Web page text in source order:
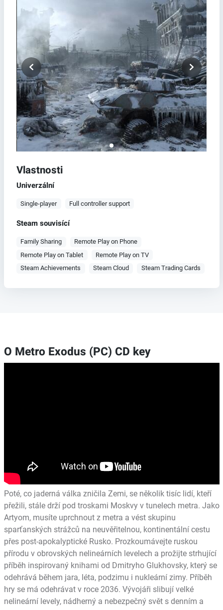
Vlastnosti
Univerzální
Single-player Full controller support
Steam souvisící
Family Sharing
Remote Play on Phone
Remote Play on Tablet
Remote Play on TV
Steam Achievements
Steam Cloud Steam Trading Cards
O Metro Exodus (PC) CD key
Poté, co jaderná válka zničila Zemi, se několik tisíc lidí, kteří
přežili, stále drží pod troskami Moskvy v tunelech metra. Jako
Artyom, musíte uprchnout z metra a vést skupinu
sparťanských strážců na neuvěřitelnou, kontinentální cestu
přes post-apokalyptické Rusko. Prozkoumávejte ruskou
přírodu v obrovských nelineárních levelech a prožijte strhující
příběh inspirovaný knihami od Dmitryho Glukhovsky, který se
odehrává během jara, léta, podzimu i nukleární zimy. Příběh
hry se má odehrávat v roce 2036. Vývojáři slibují velké
nelineární levely, nádherný a nebezpečný svět s denním a